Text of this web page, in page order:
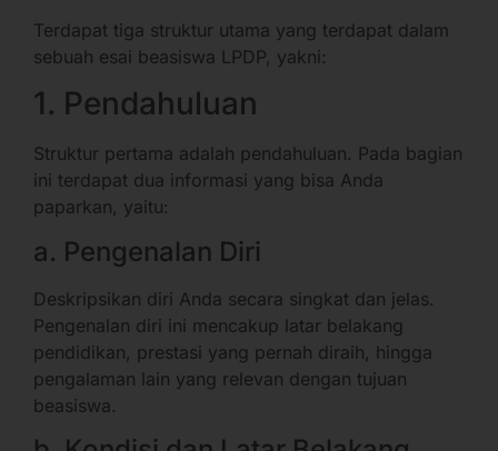
Terdapat tiga struktur utama yang terdapat dalam
sebuah esai beasiswa LPDP, yakni:
1. Pendahuluan
Struktur pertama adalah pendahuluan. Pada bagian
ini terdapat dua informasi yang bisa Anda
paparkan, yaitu:
a. Pengenalan Diri
Deskripsikan diri Anda secara singkat dan jelas.
Pengenalan diri ini mencakup latar belakang
pendidikan, prestasi yang pernah diraih, hingga
pengalaman lain yang relevan dengan tujuan
beasiswa.